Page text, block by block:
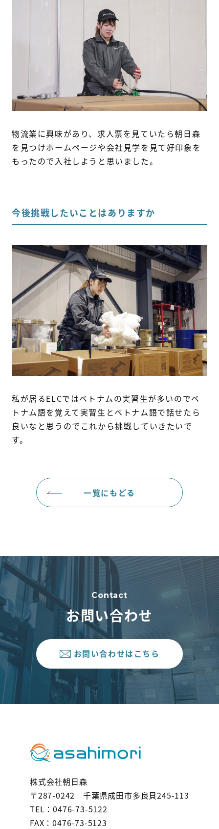
物流業に興味があり、求人票を見ていたら朝日森
を見つけホームページや会社見学を見て好印象を
もったので入社しようと思いました。
今後挑戦したいことはありますか
私が居るELCではベトナムの実習生が多いのでベ
トナム語を覚えて実習生とベトナム語で話せたら
良いなと思うのでこれから挑戦していきたいで
す。
一覧にもどる
Contact
お問い合わせ
お問い合わせはこちら
株式会社朝日森
〒287-0242 千葉県成田市多良貝245-113
TEL：0476-73-5122
FAX：0476-73-5123